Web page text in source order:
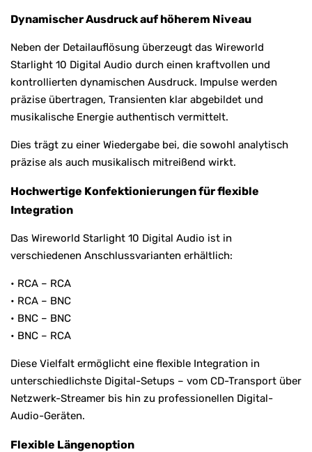
Dynamischer Ausdruck auf höherem Niveau
Neben der Detailauflösung überzeugt das Wireworld
Starlight 10 Digital Audio durch einen kraftvollen und
kontrollierten dynamischen Ausdruck. Impulse werden
präzise übertragen, Transienten klar abgebildet und
musikalische Energie authentisch vermittelt.
Dies trägt zu einer Wiedergabe bei, die sowohl analytisch
präzise als auch musikalisch mitreißend wirkt.
Hochwertige Konfektionierungen für flexible
Integration
Das Wireworld Starlight 10 Digital Audio ist in
verschiedenen Anschlussvarianten erhältlich:
• RCA – RCA
• RCA – BNC
• BNC – BNC
• BNC – RCA
Diese Vielfalt ermöglicht eine flexible Integration in
unterschiedlichste Digital-Setups – vom CD-Transport über
Netzwerk-Streamer bis hin zu professionellen Digital-
Audio-Geräten.
Flexible Längenoption